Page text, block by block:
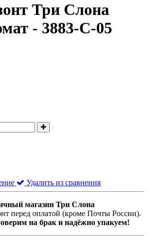
Три Слона
- 3883-C-05
Удалить из сравнения
магазин Три Слона
перед оплатой (кроме Почты России).
на брак и надёжно упакуем!